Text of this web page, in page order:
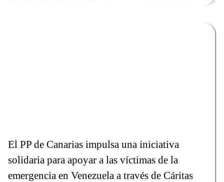
El PP de Canarias impulsa una iniciativa
solidaria para apoyar a las víctimas de la
emergencia en Venezuela a través de Cáritas